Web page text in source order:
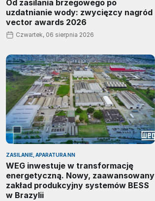
Od zasilania brzegowego po
uzdatnianie wody: zwycięzcy nagród
vector awards 2026
Czwartek, 06 sierpnia 2026
ZASILANIE, APARATURA NN
WEG inwestuje w transformację
energetyczną. Nowy, zaawansowany
zakład produkcyjny systemów BESS
w Brazylii